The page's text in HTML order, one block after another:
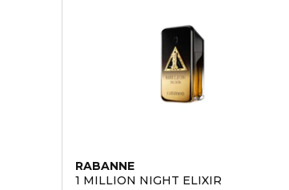
RABANNE
1 MILLION NIGHT ELIXIR